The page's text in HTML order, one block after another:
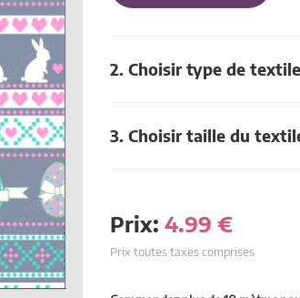
2. Choisir type de textile
3. Choisir taille du
Prix: 4.99 €
Prix toutes taxes comprises